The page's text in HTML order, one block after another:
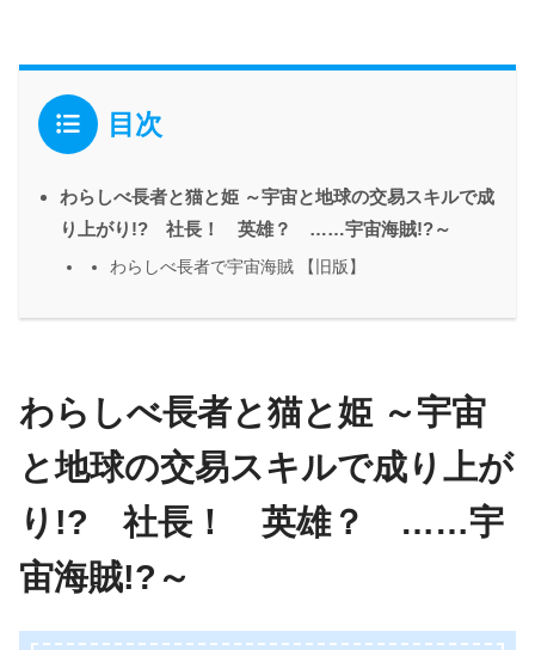
目次
わらしべ長者と猫と姫 ～宇宙と地球の交易スキルで成
り上がり!? 社長！ 英雄？ ……宇宙海賊!?～
わらしべ長者で宇宙海賊 【旧版】
わらしべ長者と猫と姫 ～宇宙
と地球の交易スキルで成り上が
り!? 社長！ 英雄？ ……宇
宙海賊!?～